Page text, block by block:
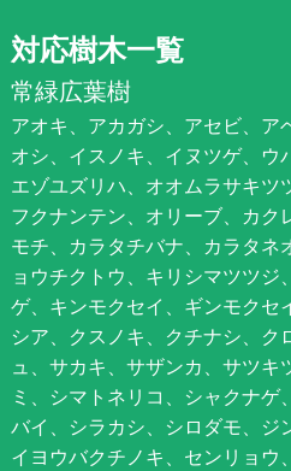
対応樹木一覧
常緑広葉樹
アオキ、アカガシ、アセビ、ア
オシ、イスノキ、イヌツゲ、ウ
エゾユズリハ、オオムラサキツ
フクナンテン、オリーブ、カク
モチ、カラタチバナ、カラタネ
ョウチクトウ、キリシマツツジ
ゲ、キンモクセイ、ギンモクセ
シア、クスノキ、クチナシ、ク
ュ、サカキ、サザンカ、サツキ
ミ、シマトネリコ、シャクナ
バイ、シラカシ、シロダモ、ジ
イヨウバクチノキ、センリョウ